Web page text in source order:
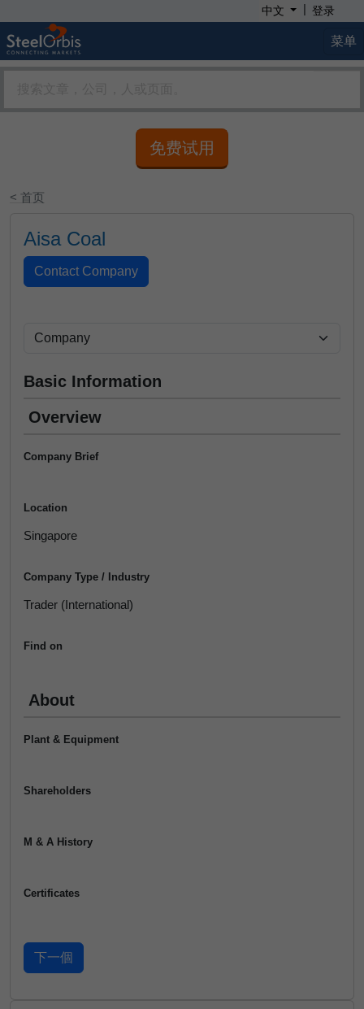
中文 | 登录
菜单
免费试用
< 首页
Aisa Coal
Basic Information
Overview
Company Brief
Location
Singapore
Company Type / Industry
Trader (International)
Find on
About
Plant & Equipment
Shareholders
M & A History
Certificates